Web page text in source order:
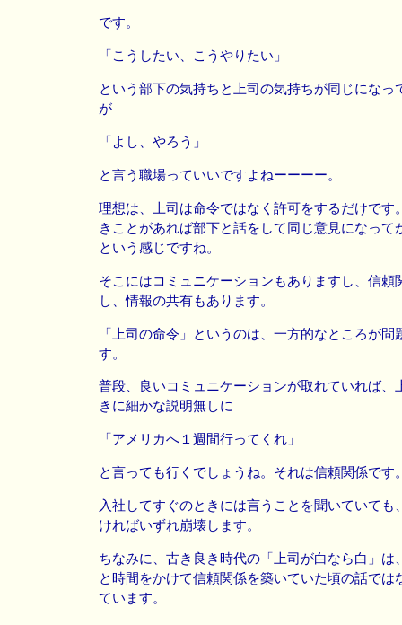
です。
「こうしたい、こうやりたい」
という部下の気持ちと上司の気持ちが同じになっ
が
「よし、やろう」
と言う職場っていいですよねーーーー。
理想は、上司は命令ではなく許可をするだけです
きことがあれば部下と話をして同じ意見になって
という感じですね。
そこにはコミュニケーションもありますし、信頼
し、情報の共有もあります。
「上司の命令」というのは、一方的なところが問
す。
普段、良いコミュニケーションが取れていれば、
きに細かな説明無しに
「アメリカへ１週間行ってくれ」
と言っても行くでしょうね。それは信頼関係です
入社してすぐのときには言うことを聞いていても
ければいずれ崩壊します。
ちなみに、古き良き時代の「上司が白なら白」は
と時間をかけて信頼関係を築いていた頃の話では
ています。